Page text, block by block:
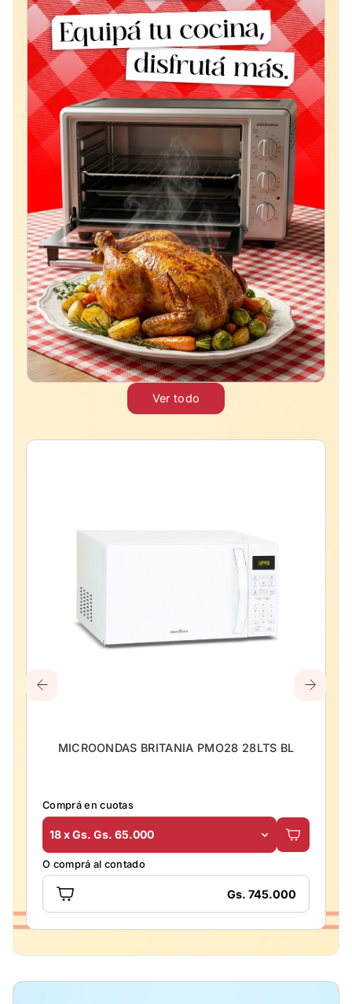
Ver todo
MICROONDAS BRITANIA PMO28 28LTS BL
Comprá en cuotas
18 x Gs. Gs. 65.000
O comprá al contado
Gs. 745.000